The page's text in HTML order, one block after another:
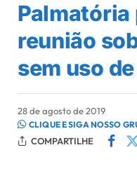
reunião
sem uso
28 de agosto de 2019
CLIQUE E SIGA NOSSO
COMPARTILHE